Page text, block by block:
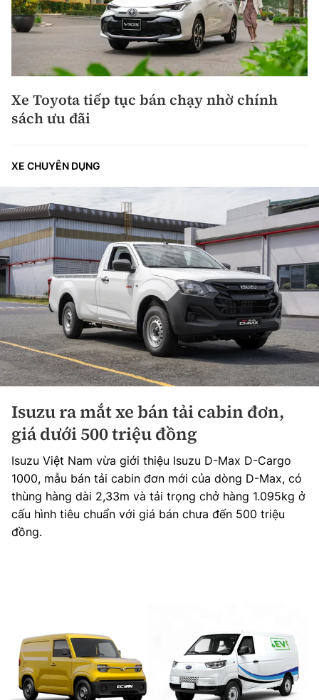
Xe Toyota tiếp tục bán chạy nhờ chính
sách ưu đãi
XE CHUYÊN DỤNG
Isuzu ra mắt xe bán tải cabin đơn,
giá dưới 500 triệu đồng
Isuzu Việt Nam vừa giới thiệu Isuzu D-Max D-Cargo
1000, mẫu bán tải cabin đơn mới của dòng D-Max, có
thùng hàng dài 2,33m và tải trọng chở hàng 1.095kg ở
cấu hình tiêu chuẩn với giá bán chưa đến 500 triệu
đồng.